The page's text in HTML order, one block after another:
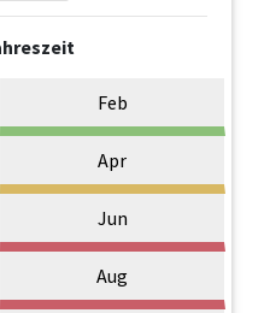
Feb
Apr
Jun
Aug